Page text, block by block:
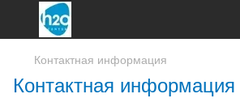
Контактная информация
Контактная информация